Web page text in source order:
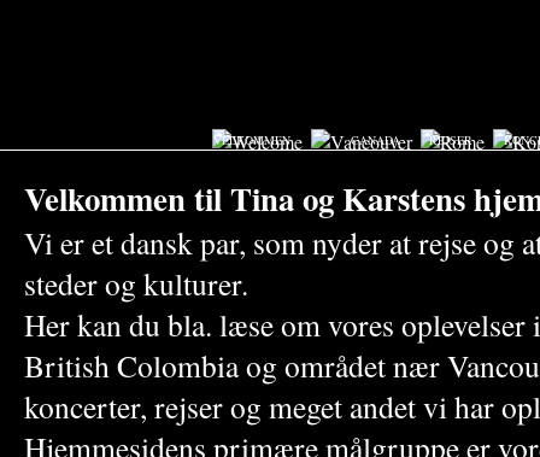
VELKOMMEN CANADA REJSER
Velkommen til Tina og Karstens
Vi er et dansk par, som nyder at rejse og
steder og kulturer.
Her kan du bla. læse om vores oplevelser
British Colombia og området nær
koncerter, rejser og meget andet vi har
Hjemmesidens primære målgruppe er